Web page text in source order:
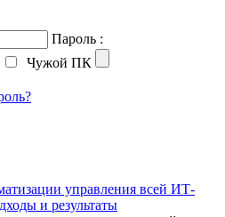
Пароль :
Чужой ПК
управления всей ИТ-
и результаты